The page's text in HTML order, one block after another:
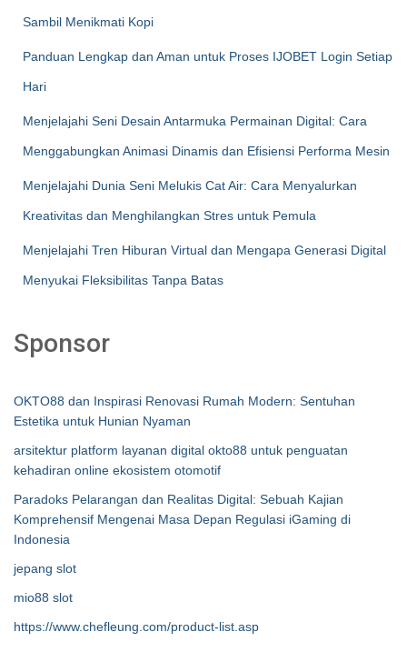
Sambil Menikmati Kopi
Panduan Lengkap dan Aman untuk Proses IJOBET Login Setiap
Hari
Menjelajahi Seni Desain Antarmuka Permainan Digital: Cara
Menggabungkan Animasi Dinamis dan Efisiensi Performa Mesin
Menjelajahi Dunia Seni Melukis Cat Air: Cara Menyalurkan
Kreativitas dan Menghilangkan Stres untuk Pemula
Menjelajahi Tren Hiburan Virtual dan Mengapa Generasi Digital
Menyukai Fleksibilitas Tanpa Batas
Sponsor
OKTO88 dan Inspirasi Renovasi Rumah Modern: Sentuhan
Estetika untuk Hunian Nyaman
arsitektur platform layanan digital okto88 untuk penguatan
kehadiran online ekosistem otomotif
Paradoks Pelarangan dan Realitas Digital: Sebuah Kajian
Komprehensif Mengenai Masa Depan Regulasi iGaming di
Indonesia
jepang slot
mio88 slot
https://www.chefleung.com/product-list.asp